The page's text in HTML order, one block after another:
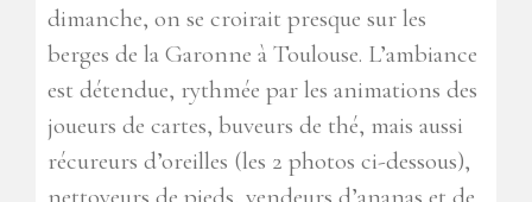
dimanche, on se croirait presque sur les
berges de la Garonne à Toulouse. L’ambiance
est détendue, rythmée par les animations des
joueurs de cartes, buveurs de thé, mais aussi
récureurs d’oreilles (les 2 photos ci-dessous),